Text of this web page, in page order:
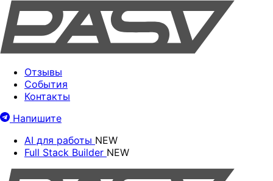
Отзывы
События
Контакты
Напишите
AI для работы NEW
Full Stack Builder NEW